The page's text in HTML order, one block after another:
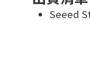
Seeed